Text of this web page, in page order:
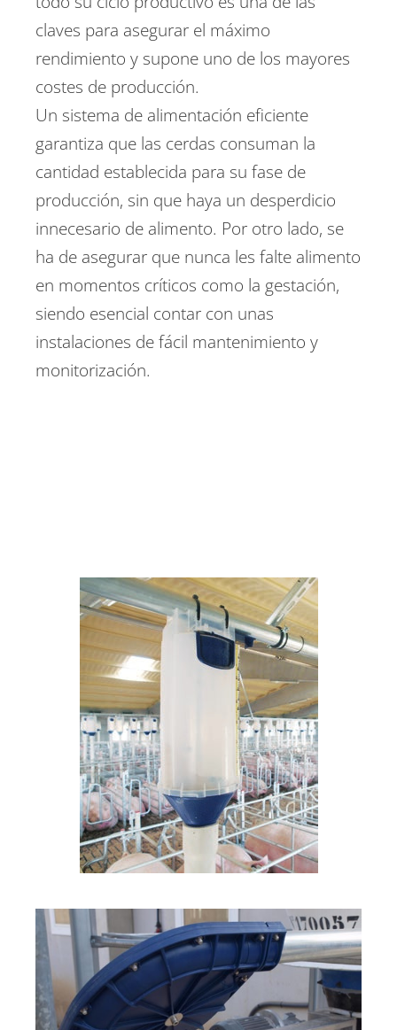
claves para asegurar el máximo
rendimiento y supone uno de los mayores
costes de producción.
Un sistema de alimentación eficiente
garantiza que las cerdas consuman la
cantidad establecida para su fase de
producción, sin que haya un desperdicio
innecesario de alimento. Por otro lado, se
ha de asegurar que nunca les falte alimento
en momentos críticos como la gestación,
siendo esencial contar con unas
instalaciones de fácil mantenimiento y
monitorización.